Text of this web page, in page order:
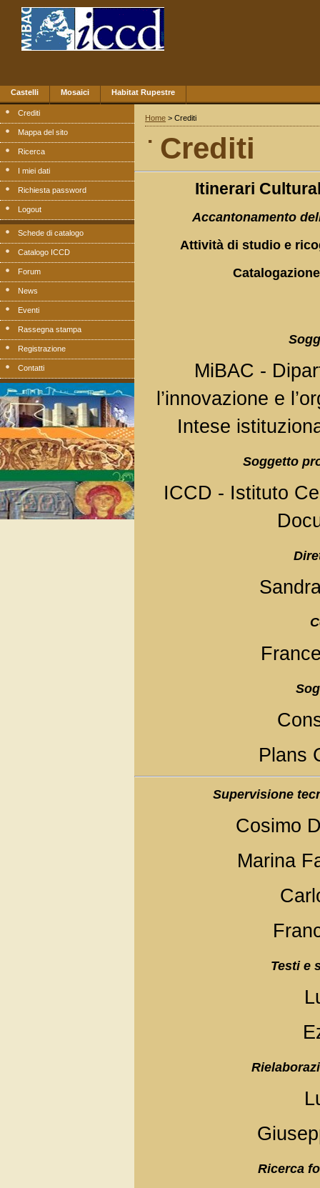
Castelli Mosaici Habitat Rupestre
Crediti
Mappa del sito
Ricerca
I miei dati
Richiesta password
Logout
Schede di catalogo
Catalogo ICCD
Forum
News
Eventi
Rassegna stampa
Registrazione
Contatti
Home > Crediti
. Crediti
Itinerari
Accantonamento
Attività di studio e
MiBAC -
l’innovazione e
Intese
Soggetto
ICCD - Istituto
Plans
Supervisione
Cosimo
Marina
Testi e
Ricerca